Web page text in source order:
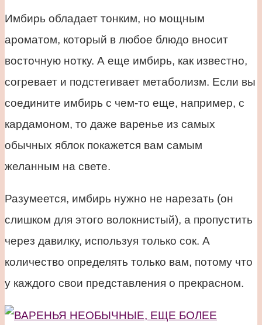
Имбирь обладает тонким, но мощным
ароматом, который в любое блюдо вносит
восточную нотку. А еще имбирь, как известно,
согревает и подстегивает метаболизм. Если вы
соедините имбирь с чем-то еще, например, с
кардамоном, то даже варенье из самых
обычных яблок покажется вам самым
желанным на свете.
Разумеется, имбирь нужно не нарезать (он
слишком для этого волокнистый), а пропустить
через давилку, используя только сок. А
количество определять только вам, потому что
у каждого свои представления о прекрасном.